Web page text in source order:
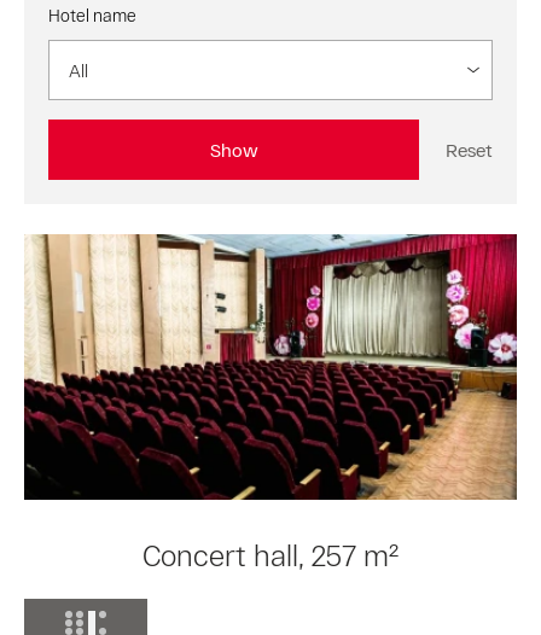
Hotel name
All
Show Reset
Concert hall, 257 m²